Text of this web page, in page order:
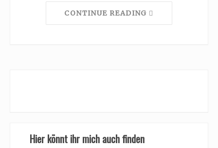
CONTINUE READING
Hier könnt ihr mich auch finden